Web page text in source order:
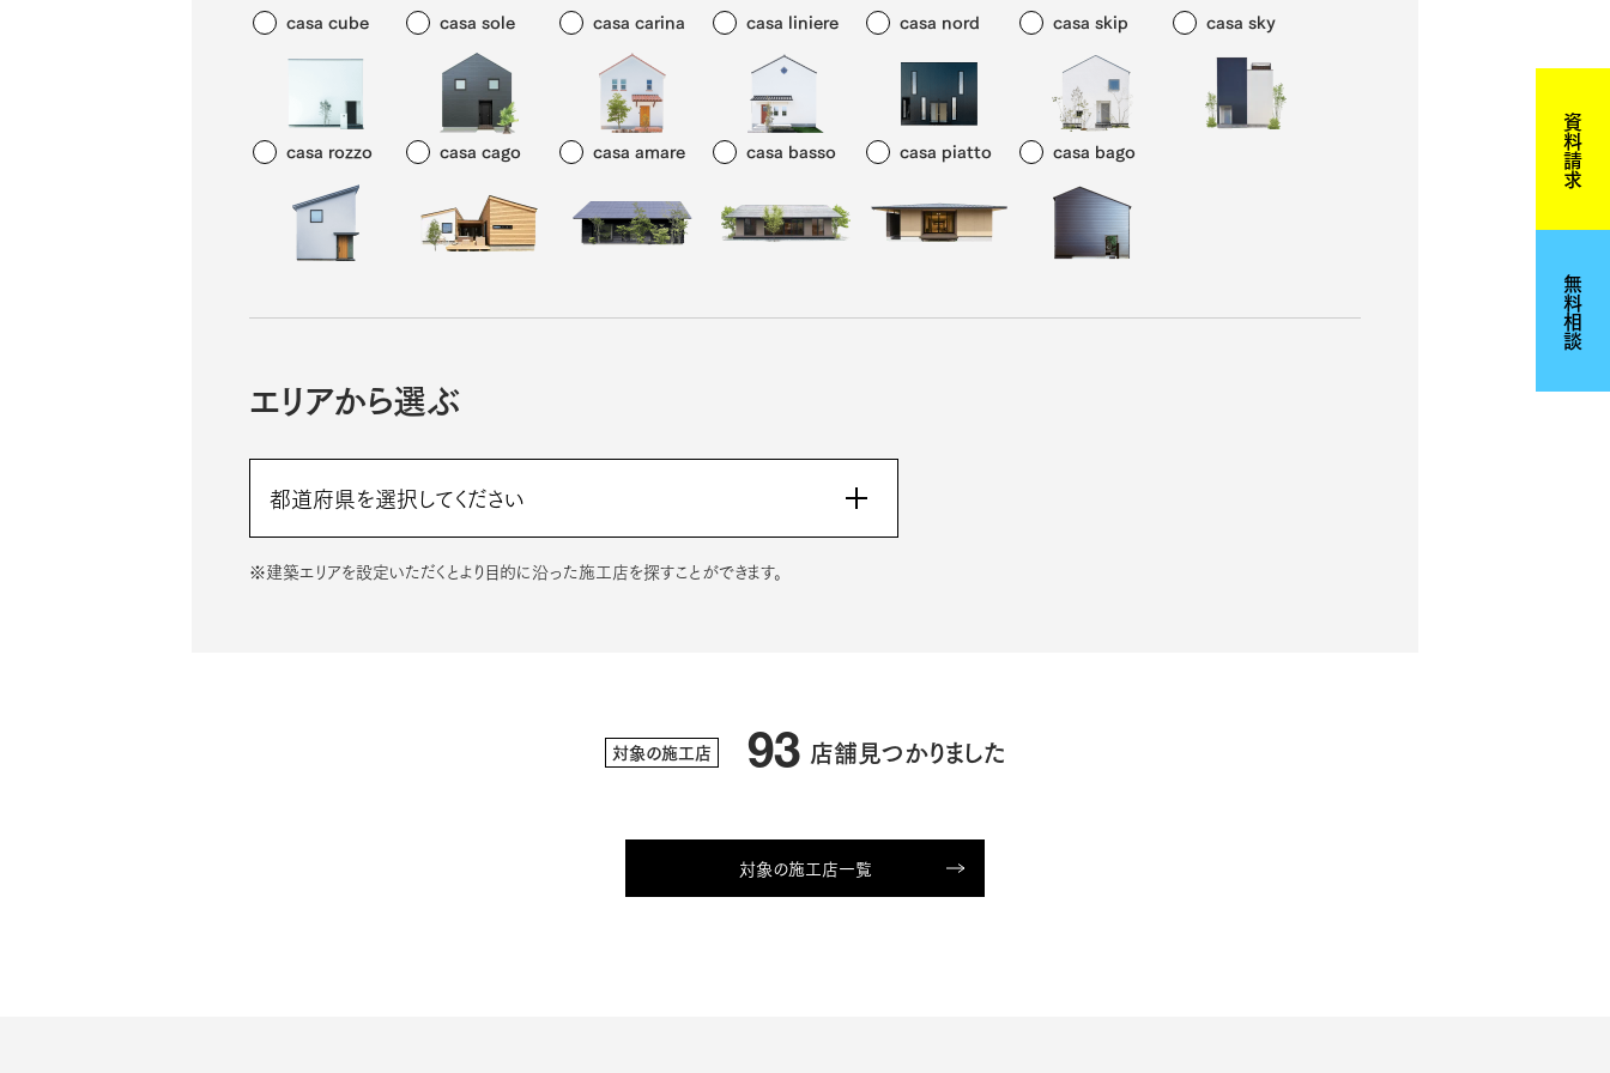
casa cube casa sole casa carina casa liniere casa nord casa skip casa sky
casa rozzo casa cago casa amare casa basso casa piatto casa bago
エリアから選ぶ
※建築エリアを設定いただくとより目的に沿った施工店を探すことができます。
対象の施工店 93 店舗見つかりました
対象の施工店一覧
資料請求
無料相談